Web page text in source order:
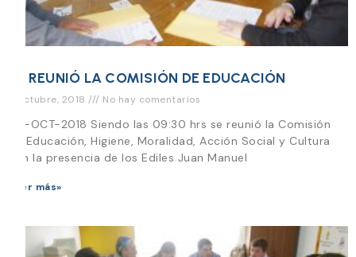
SE REUNIÓ LA COMISIÓN DE EDUCACIÓN
8 octubre, 2018 No hay comentarios
08-OCT-2018 Siendo las 09:30 hrs se reunió la Comisión
de Educación, Higiene, Moralidad, Acción Social y Cultura
con la presencia de los Ediles Juan Manuel
Leer más»